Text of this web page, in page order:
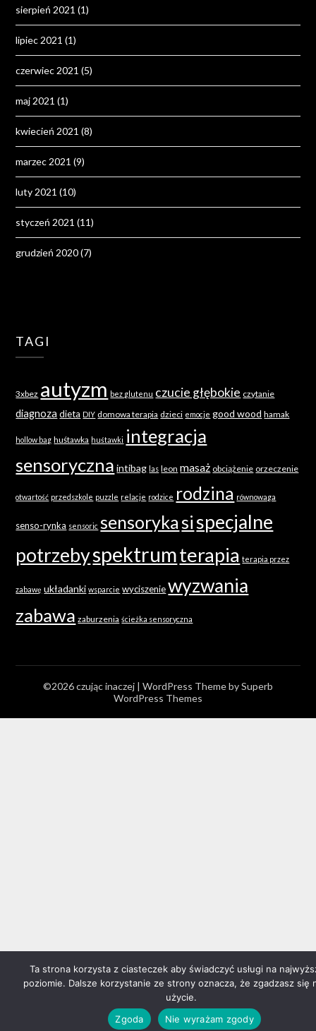
sierpień 2021 (1)
lipiec 2021 (1)
czerwiec 2021 (5)
maj 2021 (1)
kwiecień 2021 (8)
marzec 2021 (9)
luty 2021 (10)
styczeń 2021 (11)
grudzień 2020(7)
TAGI
3xbez autyzm bez glutenu czucie głębokie czytanie
diagnoza dieta DIY domowa terapia dzieci emocje good wood hamak
hollow bag huśtawka huśtawki integracja
sensoryczna intibag las leon masaż obciążenie orzeczenie
otwartość przedszkole puzzle relacje rodzice rodzina równowaga
senso-rynka sensoric sensorykasispecjalne
potrzebyspektrumterapia terapia przez
zabawę układanki wsparcie wyciszenie wyzwania
zabawa zaburzenia ścieżka sensoryczna
©2026 czując inaczej | WordPress Theme bySuperb
WordPress Themes
Ta strona korzysta z ciasteczek aby świadczyć usługi na
poziomie. Dalsze korzystanie ze strony oznacza, że zgadzasz się
użycie.
Zgoda
Nie wyrażam zgody